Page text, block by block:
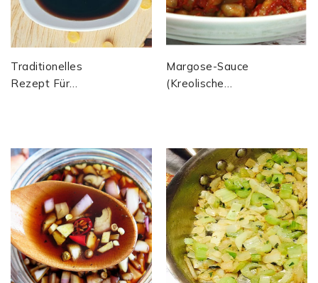
Traditionelles
Rezept Für
Fermentierten...
Margose-Sauce
(kreolische
Der Karibik)...